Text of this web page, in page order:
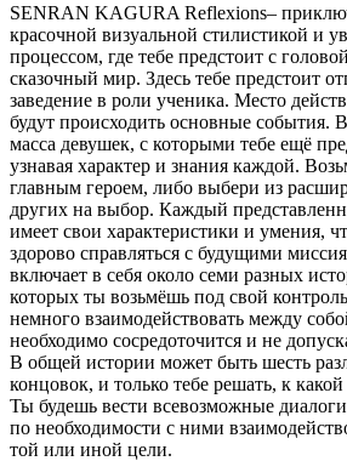
SENRAN KAGURA Reflexions–
красочной визуальной стилистикой и
процессом, где тебе предстоит с
сказочный мир. Здесь тебе предстоит
заведение в роли ученика. Место
будут происходить основные события.
масса девушек, с которыми тебе ещё
узнавая характер и знания каждой.
главным героем, либо выбери из
других на выбор. Каждый
имеет свои характеристики и умения,
здорово справляться с будущими
включает в себя около семи разных
которых ты возьмёшь под свой
немного взаимодействовать между
необходимо сосредоточится и не
В общей истории может быть шесть
концовок, и только тебе решать, к
Ты будешь вести всевозможные
по необходимости с ними
той или иной цели.